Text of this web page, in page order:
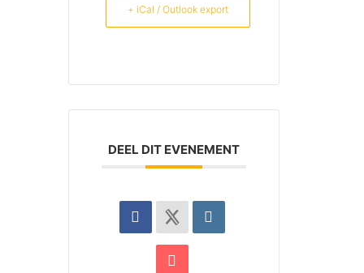
+ iCal / Outlook export
DEEL DIT EVENEMENT